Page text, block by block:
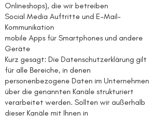
Onlineshops), die wir betreiben
Social Media Auftritte und E-Mail-
Kommunikation
mobile Apps für Smartphones und andere
Geräte
Kurz gesagt: Die Datenschutzerklärung gilt
für alle Bereiche, in denen
personenbezogene Daten im Unternehmen
über die genannten Kanäle strukturiert
verarbeitet werden. Sollten wir außerhalb
dieser Kanäle mit Ihnen in